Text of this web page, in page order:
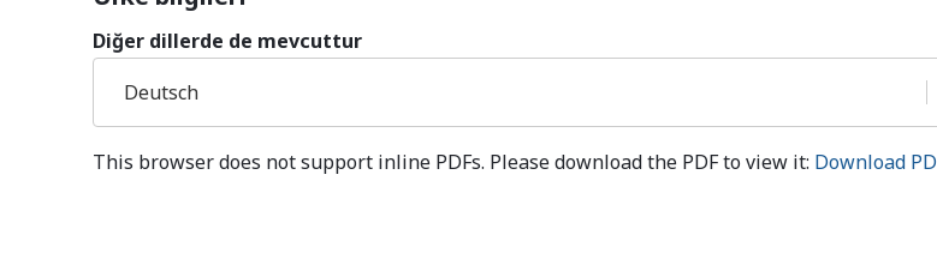
Diğer dillerde de mevcuttur
Deutsch
This browser does not support inline PDFs. Please download the PDF to view it: Download